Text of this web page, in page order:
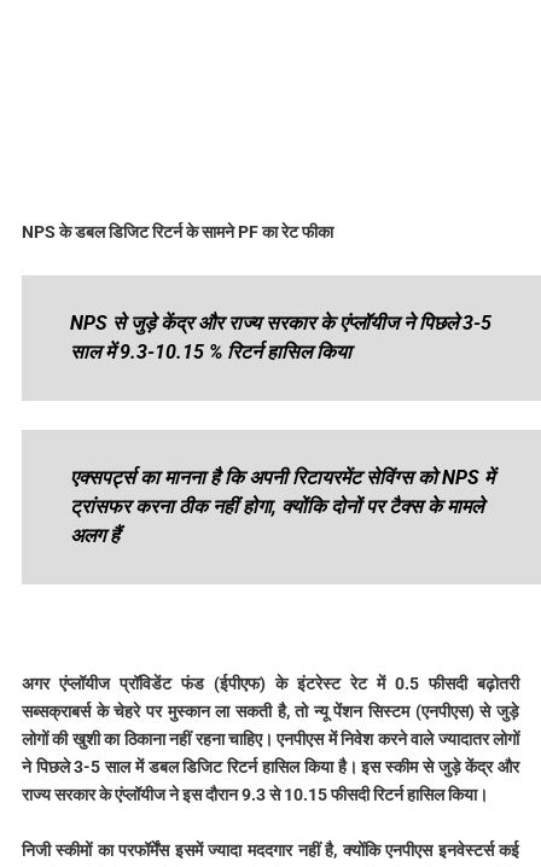
NPS के डबल डिजिट रिटर्न के सामने PF का रेट फीका
NPS से जुड़े केंद्र और राज्य सरकार के एंप्लॉयीज ने पिछले 3-5
साल में 9.3-10.15 % रिटर्न हासिल किया
एक्सपर्ट्स का मानना है कि अपनी रिटायरमेंट सेविंग्स को NPS में
ट्रांसफर करना ठीक नहीं होगा, क्योंकि दोनों पर टैक्स के मामले
अलग हैं
अगर एंप्लॉयीज प्रॉविडेंट फंड (ईपीएफ) के इंटरेस्ट रेट में 0.5 फीसदी बढ़ोतरी
सब्सक्राबर्स के चेहरे पर मुस्कान ला सकती है, तो न्यू पेंशन सिस्टम (एनपीएस) से जुड़े
लोगों की खुशी का ठिकाना नहीं रहना चाहिए। एनपीएस में निवेश करने वाले ज्यादातर लोगों
ने पिछले 3-5 साल में डबल डिजिट रिटर्न हासिल किया है। इस स्कीम से जुड़े केंद्र और
राज्य सरकार के एंप्लॉयीज ने इस दौरान 9.3 से 10.15 फीसदी रिटर्न हासिल किया।
निजी स्कीमों का परफॉर्मेंस इसमें ज्यादा मददगार नहीं है, क्योंकि एनपीएस इनवेस्टर्स कई